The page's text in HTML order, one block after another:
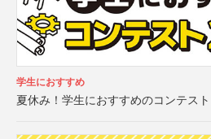
学生におすすめ
夏休み！学生におすすめのコンテス